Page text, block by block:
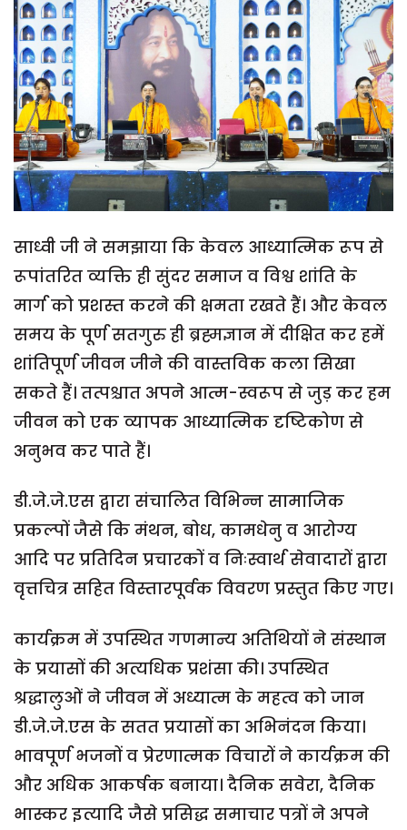
साध्वी जी ने समझाया कि केवल आध्यात्मिक रूप से
रूपांतरित व्यक्ति ही सुंदर समाज व विश्व शांति के
मार्ग को प्रशस्त करने की क्षमता रखते हैं। और केवल
समय के पूर्ण सतगुरु ही ब्रह्मज्ञान में दीक्षित कर हमें
शांतिपूर्ण जीवन जीने की वास्तविक कला सिखा
सकते हैं। तत्पश्चात अपने आत्म-स्वरूप से जुड़ कर हम
जीवन को एक व्यापक आध्यात्मिक दृष्टिकोण से
अनुभव कर पाते हैं।
डी.जे.जे.एस द्वारा संचालित विभिन्न सामाजिक
प्रकल्पों जैसे कि मंथन, बोध, कामधेनु व आरोग्य
आदि पर प्रतिदिन प्रचारकों व निःस्वार्थ सेवादारों द्वारा
वृत्तचित्र सहित विस्तारपूर्वक विवरण प्रस्तुत किए गए।
कार्यक्रम में उपस्थित गणमान्य अतिथियों ने संस्थान
के प्रयासों की अत्यधिक प्रशंसा की। उपस्थित
श्रद्धालुओं ने जीवन में अध्यात्म के महत्व को जान
डी.जे.जे.एस के सतत प्रयासों का अभिनंदन किया।
भावपूर्ण भजनों व प्रेरणात्मक विचारों ने कार्यक्रम की
और अधिक आकर्षक बनाया। दैनिक सवेरा, दैनिक
भास्कर इत्यादि जैसे प्रसिद्ध समाचार पत्रों ने अपने